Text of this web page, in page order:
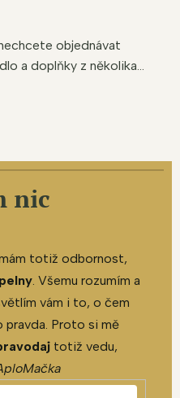
objednávat
a doplňky z několika...
nic
totiž odbornost,
. Všemu rozumím a
vám i to, o čem
pravda. Proto si mě
totiž vedu,